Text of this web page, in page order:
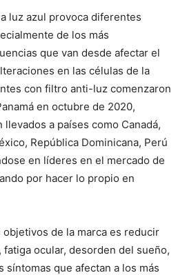
luz azul provoca diferentes
de los más
que van desde afectar el
en las células de la
con filtro anti-luz comenzaron
en octubre de 2020,
a países como Canadá,
República Dominicana, Perú
en líderes en el mercado de
por hacer lo propio en
de la marca es reducir
ocular, desorden del sueño,
síntomas que afectan a los más